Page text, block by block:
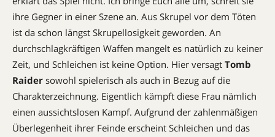
ihre Gegner in einer Szene an. Aus Skrupel vor dem Töten
ist da schon längst Skrupellosigkeit geworden. An
durchschlagkräftigen Waffen mangelt es natürlich zu keiner
Zeit, und Schleichen ist keine Option. Hier versagt Tomb
Raider sowohl spielerisch als auch in Bezug auf die
Charakterzeichnung. Eigentlich kämpft diese Frau nämlich
einen aussichtslosen Kampf. Aufgrund der zahlenmäßigen
Überlegenheit ihrer Feinde erscheint Schleichen und das